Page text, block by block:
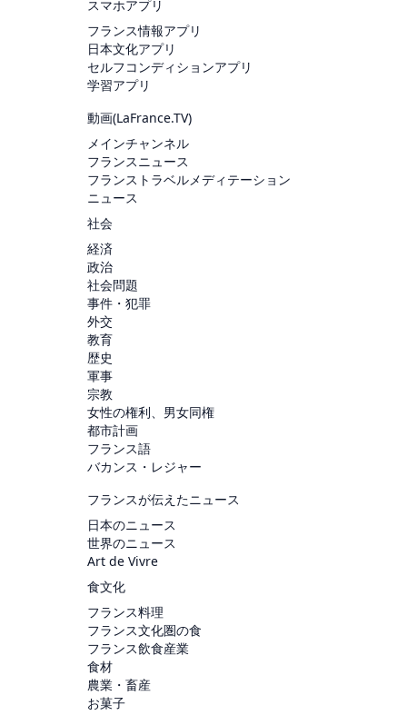
スマホアプリ
フランス情報アプリ
日本文化アプリ
セルフコンディションアプリ
学習アプリ
動画(LaFrance.TV)
メインチャンネル
フランスニュース
フランストラベルメディテーション
ニュース
社会
経済
政治
社会問題
事件・犯罪
外交
教育
歴史
軍事
宗教
女性の権利、男女同権
都市計画
フランス語
バカンス・レジャー
フランスが伝えたニュース
日本のニュース
世界のニュース
Art de Vivre
食文化
フランス料理
フランス文化圏の食
フランス飲食産業
食材
農業・畜産
お菓子